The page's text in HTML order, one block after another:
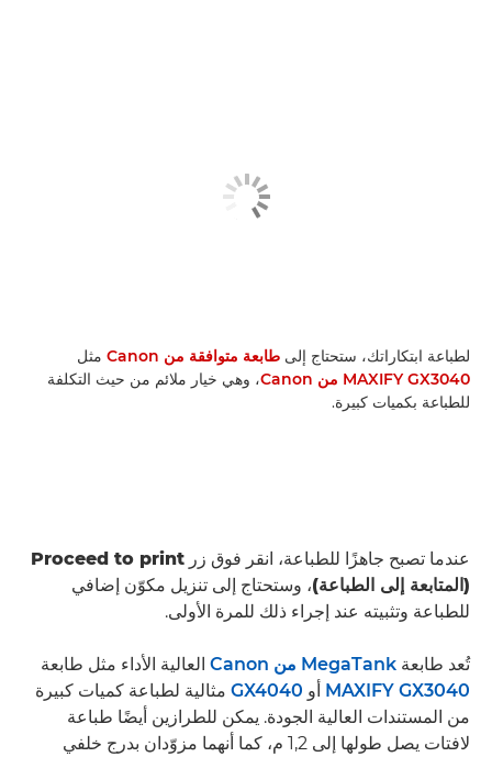
لطباعة ابتكاراتك، ستحتاج إلى طابعة متوافقة من Canon
مثل
MAXIFY GX3040 من Canon
، وهي خيار ملائم من حيث التكلفة
للطباعة بكميات كبيرة.
عندما تصبح جاهزًا للطباعة، انقر فوق زر Proceed to print
(المتابعة إلى الطباعة)، وستحتاج إلى تنزيل مكوّن إضافي
للطباعة وتثبيته عند إجراء ذلك للمرة الأولى.
تُعد طابعة MegaTank من Canon
العالية الأداء مثل طابعة
MAXIFY GX3040 أو GX4040 مثالية لطباعة كميات كبيرة
من المستندات العالية الجودة. يمكن للطرازين أيضًا طباعة
لافتات يصل طولها إلى 1,2 م، كما أنهما مزوّدان بدرج خلفي